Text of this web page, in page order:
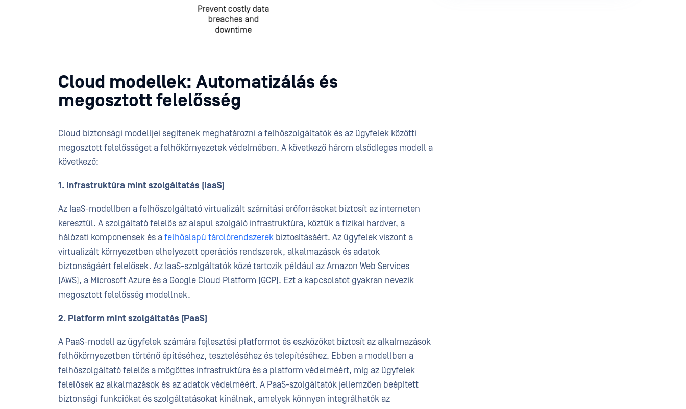
Cloud modellek: Automatizálás és
megosztott felelősség
Cloud biztonsági modelljei segítenek meghatározni a felhőszolgáltatók és az ügyfelek közötti
megosztott felelősséget a felhőkörnyezetek védelmében. A következő három elsődleges modell a
következő:
1. Infrastruktúra mint szolgáltatás (IaaS)
Az IaaS-modellben a felhőszolgáltató virtualizált számítási erőforrásokat biztosít az interneten
keresztül. A szolgáltató felelős az alapul szolgáló infrastruktúra, köztük a fizikai hardver, a
hálózati komponensek és afelhőalapú tárolórendszerek biztosításáért. Az ügyfelek viszont a
virtualizált környezetben elhelyezett operációs rendszerek, alkalmazások és adatok
biztonságáért felelősek. Az IaaS-szolgáltatók közé tartozik például az Amazon Web Services
(AWS), a Microsoft Azure és a Google Cloud Platform (GCP). Ezt a kapcsolatot gyakran nevezik
megosztott felelősség modellnek.
2. Platform mint szolgáltatás (PaaS)
A PaaS-modell az ügyfelek számára fejlesztési platformot és eszközöket biztosít az alkalmazások
felhőkörnyezetben történő építéséhez, teszteléséhez és telepítéséhez. Ebben a modellben a
felhőszolgáltató felelős a mögöttes infrastruktúra és a platform védelméért, míg az ügyfelek
felelősek az alkalmazások és az adatok védelméért. A PaaS-szolgáltatók jellemzően beépített
biztonsági funkciókat és szolgáltatásokat kínálnak, amelyek könnyen integrálhatók az